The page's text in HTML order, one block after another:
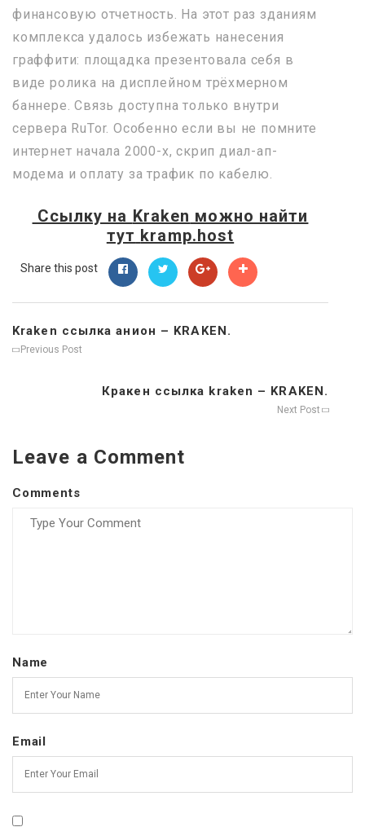
финансовую отчетность. На этот раз зданиям
комплекса удалось избежать нанесения
граффити: площадка презентовала себя в
виде ролика на дисплейном трёхмерном
баннере. Связь доступна только внутри
сервера RuTor. Особенно если вы не помните
интернет начала 2000-х, скрип диал-ап-
модема и оплату за трафик по кабелю.
Ссылку на Kraken можно найти
тут kramp.host
Share this post
Kraken ссылка анион – KRAKEN.
Previous Post
Кракен ссылка kraken – KRAKEN.
Next Post
Leave a Comment
Comments
Name
Email